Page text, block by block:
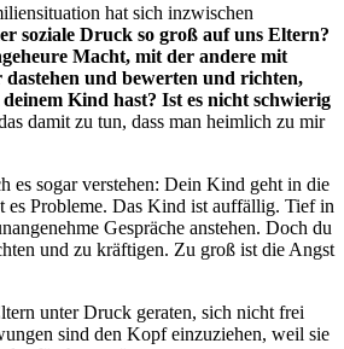
hat sich inzwischen
soziale Druck so groß auf uns Eltern?
Macht, mit der andere mit
dastehen und bewerten und richten,
Kind hast? Ist es nicht schwierig
damit zu tun, dass man heimlich zu mir
es sogar verstehen: Dein Kind geht in die
es Probleme. Das Kind ist auffällig. Tief in
Gespräche anstehen. Doch du
und zu kräftigen. Zu groß ist die Angst
unter Druck geraten, sich nicht frei
sind den Kopf einzuziehen, weil sie